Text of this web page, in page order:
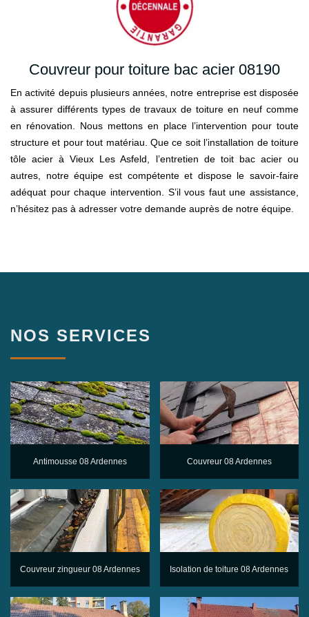
Couvreur pour toiture bac acier 08190
En activité depuis plusieurs années, notre entreprise est disposée
à assurer différents types de travaux de toiture en neuf comme
en rénovation. Nous mettons en place l’intervention pour toute
structure et pour tout matériau. Que ce soit l’installation de toiture
tôle acier à Vieux Les Asfeld, l’entretien de toit bac acier ou
autres, notre équipe est compétente et dispose le savoir-faire
adéquat pour chaque intervention. S’il vous faut une assistance,
n’hésitez pas à adresser votre demande auprès de notre équipe.
NOS SERVICES
Antimousse 08 Ardennes Couvreur 08 Ardennes
Couvreur zingueur 08 Ardennes Isolation de toiture 08 Ardennes